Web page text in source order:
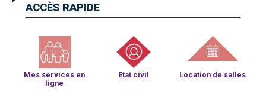
ACCÈS RAPIDE
Mes services en
ligne
Etat civil Location de salles